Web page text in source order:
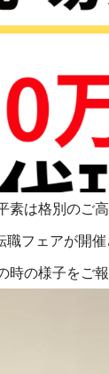
は格別のご
フェアが開催
の様子をご報